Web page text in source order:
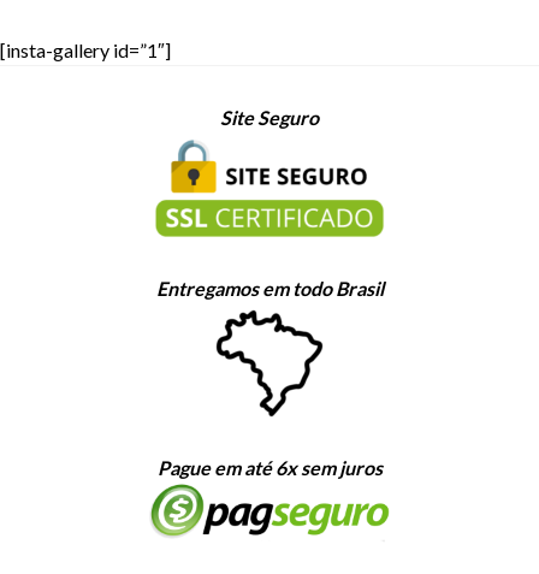
[insta-gallery id=”1″]
Site Seguro
Entregamos em todo Brasil
Pague em até 6x sem juros